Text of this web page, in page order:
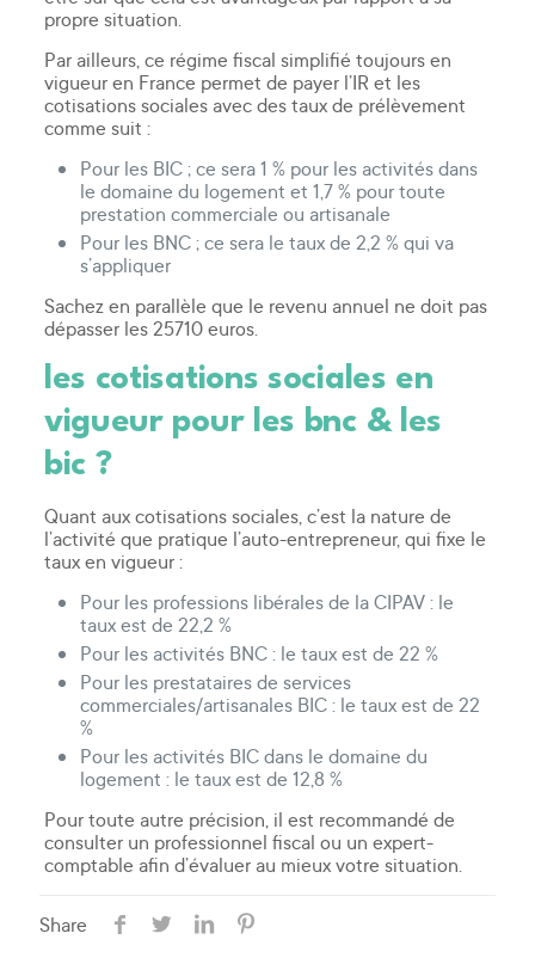
propre situation.
Par ailleurs, ce régime fiscal simplifié toujours en
vigueur en France permet de payer l’IR et les
cotisations sociales avec des taux de prélèvement
comme suit :
Pour les BIC ; ce sera 1 % pour les activités dans
le domaine du logement et 1,7 % pour toute
prestation commerciale ou artisanale
Pour les BNC ; ce sera le taux de 2,2 % qui va
s’appliquer
Sachez en parallèle que le revenu annuel ne doit pas
dépasser les 25710 euros.
les cotisations sociales en
vigueur pour les bnc & les
bic ?
Quant aux cotisations sociales, c’est la nature de
l’activité que pratique l’auto-entrepreneur, qui fixe le
taux en vigueur :
Pour les professions libérales de la CIPAV : le
taux est de 22,2 %
Pour les activités BNC : le taux est de 22 %
Pour les prestataires de services
commerciales/artisanales BIC : le taux est de 22
%
Pour les activités BIC dans le domaine du
logement : le taux est de 12,8 %
Pour toute autre précision, il est recommandé de
consulter un professionnel fiscal ou un expert-
comptable afin d’évaluer au mieux votre situation.
Share